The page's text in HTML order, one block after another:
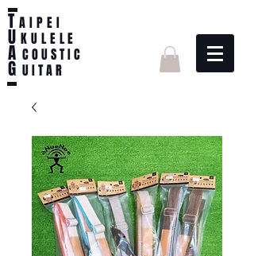
TAIPEI
UKULELE
A C O U S T I C
G U I T A R